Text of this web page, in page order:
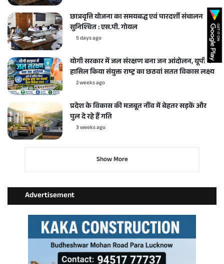
छात्रवृत्ति योजना का समयबद्ध एवं पारदर्शी संचालन करें
सुनिश्चित : एस.पी. गोयल
5 days ago
योगी सरकार में जल संरक्षण बना जन आंदोलन, यूपी ने
हासिल किया संयुक्त राष्ट्र का छठवां सतत विकास लक्ष्य
2 weeks ago
प्रदेश के विकास की मजबूत नींव में बेहतर सड़कें और
पुल दे रहे हैं गति
3 weeks ago
Show More
Advertisement